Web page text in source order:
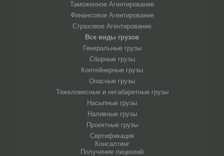
Таможенное Агентирование
Финансовое Агентирование
Страховое Агентирование
Все виды грузов
Генеральные грузы
Сборные грузы
Контейнерные грузы
Опасные грузы
Тяжеловесные и негабаритные грузы
Насыпные грузы
Наливные грузы
Проектные грузы
Сертификация
Консалтинг
Получение лицензий